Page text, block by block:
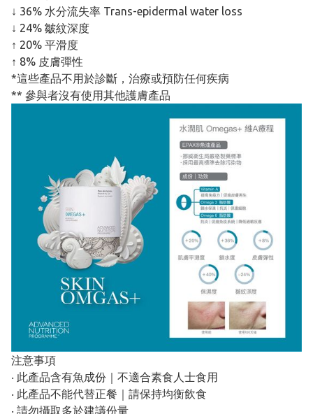
↓ 36% 水分流失率 Trans-epidermal water loss
↓ 24% 皺紋深度
↑ 20% 平滑度
↑ 8% 皮膚彈性
*這些產品不用於診斷，治療或預防任何疾病
** 參與者沒有使用其他護膚產品
注意事項
‧ 此產品含有魚成份｜不適合素食人士食用
‧ 此產品不能代替正餐｜請保持均衡飲食
‧ 請勿攝取多於建議份量